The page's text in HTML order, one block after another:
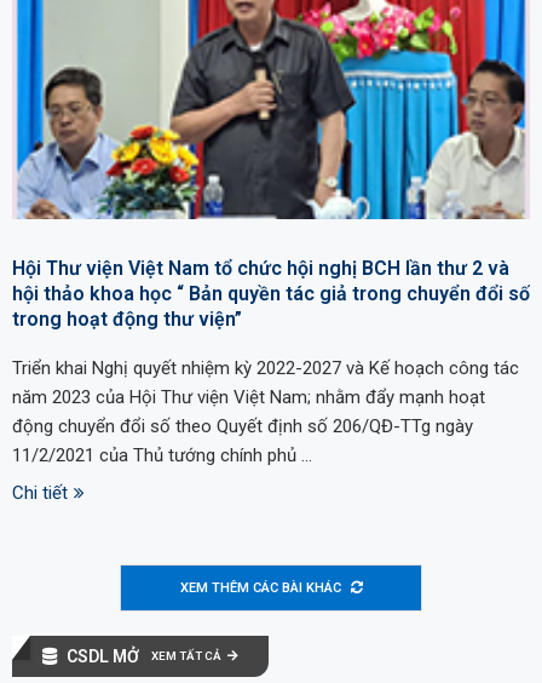
Hội Thư viện Việt Nam tổ chức hội nghị BCH lần thư 2 và
hội thảo khoa học “ Bản quyền tác giả trong chuyển đổi số
trong hoạt động thư viện”
Triển khai Nghị quyết nhiệm kỳ 2022-2027 và Kế hoạch công tác
năm 2023 của Hội Thư viện Việt Nam; nhằm đẩy mạnh hoạt
động chuyển đổi số theo Quyết định số 206/QĐ-TTg ngày
11/2/2021 của Thủ tướng chính phủ …
Chi tiết
XEM THÊM CÁC BÀI KHÁC
CSDL MỞ XEM TẤT CẢ